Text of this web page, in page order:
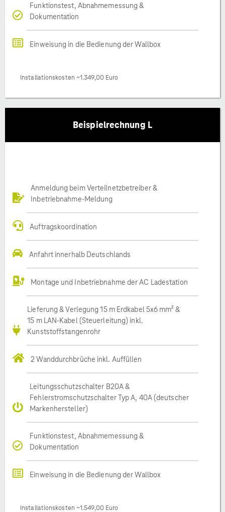
Funktionstest, Abnahmemessung &
Dokumentation
Einweisung in die Bedienung der Wallbox
Installationskosten ~1.349,00 Euro
Beispielrechnung L
Anmeldung beim Verteilnetzbetreiber &
Inbetriebnahme-Meldung
Auftragskoordination
Anfahrt innerhalb Deutschlands
Montage und Inbetriebnahme der AC Ladestation
Lieferung & Verlegung 15 m Erdkabel 5x6 mm² &
15 m LAN-Kabel (Steuerleitung) inkl.
Kunststoffstangenrohr
2 Wanddurchbrüche inkl. Auffüllen
Leitungsschutzschalter B20A &
Fehlerstromschutzschalter Typ A, 40A (deutscher
Markenhersteller)
Funktionstest, Abnahmemessung &
Dokumentation
Einweisung in die Bedienung der Wallbox
Installationskosten ~1.549,00 Euro